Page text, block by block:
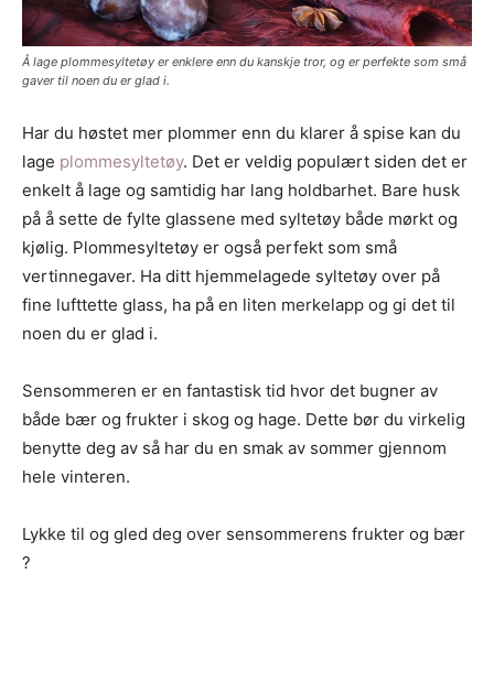
Å lage plommesyltetøy er enklere enn du kanskje tror, og er perfekte som små
gaver til noen du er glad i.
Har du høstet mer plommer enn du klarer å spise kan du
lage plommesyltetøy. Det er veldig populært siden det er
enkelt å lage og samtidig har lang holdbarhet. Bare husk
på å sette de fylte glassene med syltetøy både mørkt og
kjølig. Plommesyltetøy er også perfekt som små
vertinnegaver. Ha ditt hjemmelagede syltetøy over på
fine lufttette glass, ha på en liten merkelapp og gi det til
noen du er glad i.
Sensommeren er en fantastisk tid hvor det bugner av
både bær og frukter i skog og hage. Dette bør du virkelig
benytte deg av så har du en smak av sommer gjennom
hele vinteren.
Lykke til og gled deg over sensommerens frukter og bær
?